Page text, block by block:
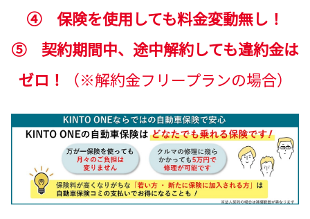
④ 保険を使用しても料金変動無し！
⑤ 契約期間中、途中解約しても違約金は
ゼロ！
（※解約金フリープランの場合）